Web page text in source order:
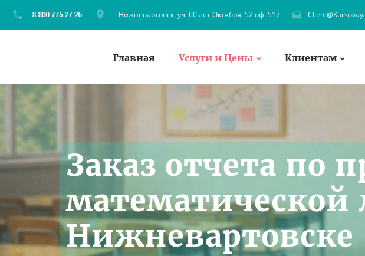
г. Нижневартовск, ул. 60 лет Октября, 52 оф. 517
Главная Услуги и Цены Клиентам
Заказ отчета по
математической
Нижневартовске